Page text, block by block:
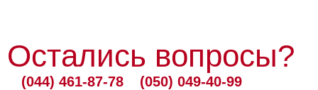
Остались вопросы?
(044) 461-87-78
(050) 049-40-99